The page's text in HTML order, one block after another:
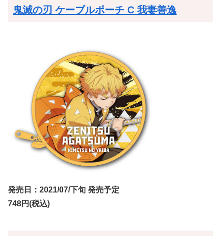
鬼滅の刃 ケーブルポーチ C 我妻善逸
発売日：2021/07/下旬 発売予定
748円(税込)